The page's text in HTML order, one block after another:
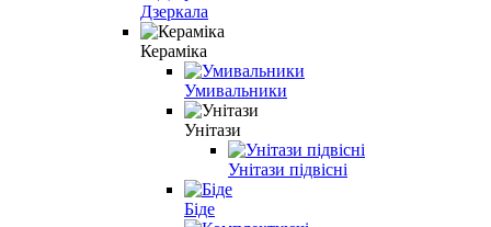
Дзеркала
Кераміка
Умивальники
Унітази
Унітази підвісні
Біде